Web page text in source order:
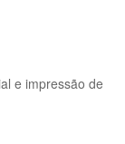
e impressão de